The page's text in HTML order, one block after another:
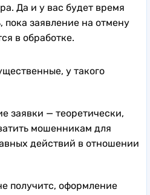
Да и у вас будет время
пока заявление на отмену
в обработке.
у такого
заявки — теоретически,
мошенникам для
действий в отношении
получитс, оформление